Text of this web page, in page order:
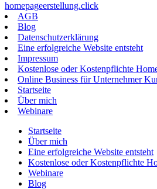
homepageerstellung.click
AGB
Blog
Datenschutzerklärung
Eine erfolgreiche Website entsteht
Impressum
Kostenlose oder Kostenpflichte
Online Business für Unternehmer
Startseite
Über mich
Webinare
Startseite
Über mich
Eine erfolgreiche Website entsteht
Kostenlose oder Kostenpflichte
Webinare
Blog